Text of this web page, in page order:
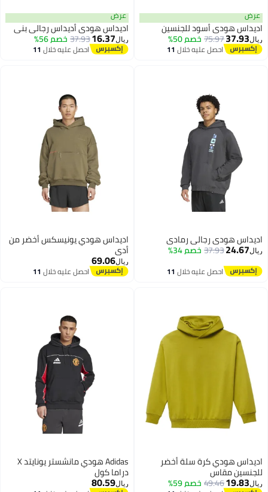
هودي أسود للجنسين
37.93
75.97خصم 50%
احصل عليه خلال11
اغسطس
عرض
اديداس هودي أديداس رجالي بني
16.37
37.93خصم 56%
احصل عليه خلال11
اغسطس
هودي رجالي رمادي
24.67
37.93خصم 34%
احصل عليه خلال11
اغسطس
اديداس هودي يونيسكس أخضر من
69.06
احصل عليه خلال11
اغسطس
هودي كرة سلة أخضر
مقاس
19.83
49.46خصم 59%
Adidas هودي مانشستر يونايتد X
دراما كول
80.59